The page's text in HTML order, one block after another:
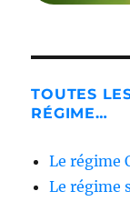
TOUTES
RÉGIME…
Le régime
Le régime